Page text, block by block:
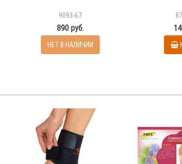
9093-67
890 руб.
НЕТ В НАЛИЧИИ